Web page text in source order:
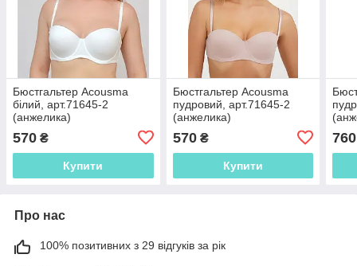
Бюстгальтер Acousma
білий, арт.71645-2
(анжелика)
570 ₴
Купити
Бюстгальтер Acousma
пудровий, арт.71645-2
(анжелика)
570₴
Купити
760
Про нас
100% позитивних з 29 відгуків за рік